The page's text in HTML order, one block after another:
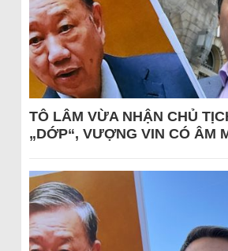
TÔ LÂM VỪA NHẬN CHỦ
„DỚP“, VƯỢNG VIN CÓ ÂM